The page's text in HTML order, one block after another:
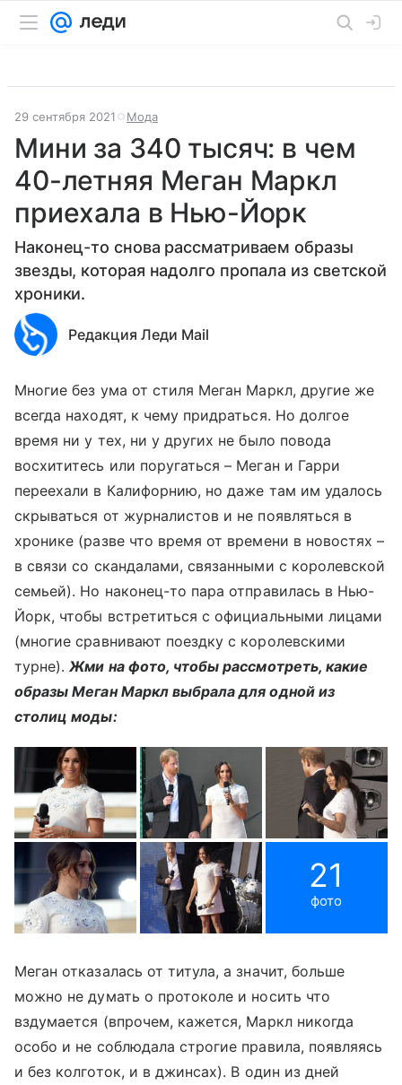
29 сентября 2021 Мода
Мини за 340 тысяч: в чем
40-летняя Меган Маркл
приехала в Нью-Йорк
Наконец-то снова рассматриваем образы
звезды, которая надолго пропала из светской
хроники.
Редакция Леди Mail
Многие без ума от стиля Меган Маркл, другие же
всегда находят, к чему придраться. Но долгое
время ни у тех, ни у других не было повода
восхититесь или поругаться – Меган и Гарри
переехали в Калифорнию, но даже там им удалось
скрываться от журналистов и не появляться в
хронике (разве что время от времени в новостях –
в связи со скандалами, связанными с королевской
семьей). Но наконец-то пара отправилась в Нью-
Йорк, чтобы встретиться с официальными лицами
(многие сравнивают поездку с королевскими
турне).Жми на фото, чтобы рассмотреть, какие
образы Меган Маркл выбрала для одной из
столиц моды:
21
фото
Меган отказалась от титула, а значит, больше
можно не думать о протоколе и носить что
вздумается (впрочем, кажется, Маркл никогда
особо и не соблюдала строгие правила, появляясь
и без колготок, и в джинсах). В один из дней